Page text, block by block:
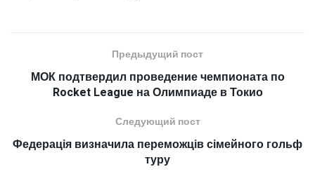
Предыдущий пост
МОК подтвердил проведение чемпионата по
Rocket League на Олимпиаде в Токио
Следующий пост
Федерація визначила переможців сімейного гольф
туру